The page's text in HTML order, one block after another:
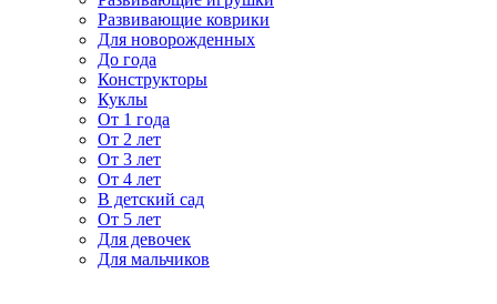
Развивающие коврики
Для новорожденных
До года
Конструкторы
Куклы
От 1 года
От 2 лет
От 3 лет
От 4 лет
В детский сад
От 5 лет
Для девочек
Для мальчиков